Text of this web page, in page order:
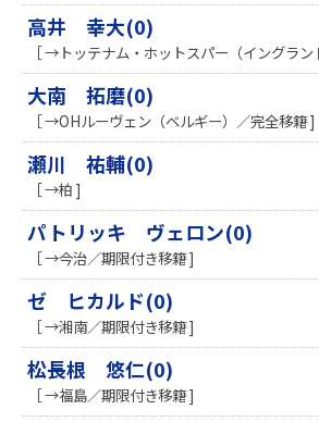
高井 幸大(0)
［ →トッテナム・ホットスパー（イングラン
大南 拓磨(0)
［ →OHルーヴェン（ベルギー）／完全移籍 ]
瀬川 祐輔(0)
［ →柏 ]
パトリッキ ヴェロン(0)
［ →今治／期限付き移籍 ]
ゼ ヒカルド(0)
［ →湘南／期限付き移籍 ]
松長根 悠仁(0)
［ →福島／期限付き移籍 ]